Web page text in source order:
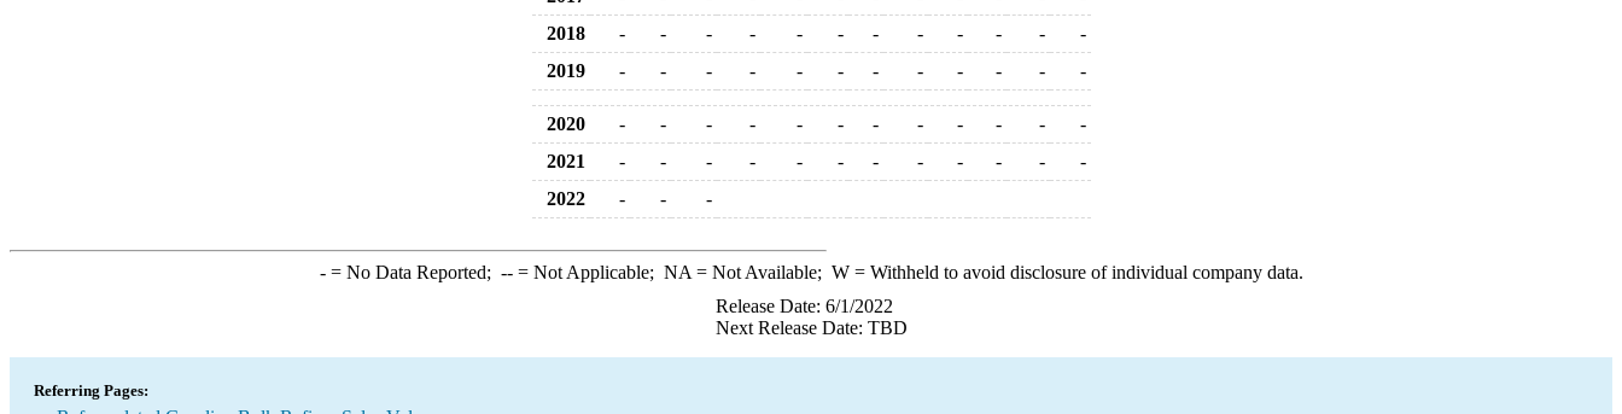
2018
- - - - - - - - - - -
-
2019
- - - - - - - - - - - -
2020 - - - - - - - - - - -
-
2021
- - - - - - - - - - -
-
2022
- - -
-= No Data Reported; --= Not Applicable; NA = Not Available; W= Withheld to avoid disclosure of individual company data.
Release Date: 6/1/2022
Next Release Date: TBD
Referring Pages: